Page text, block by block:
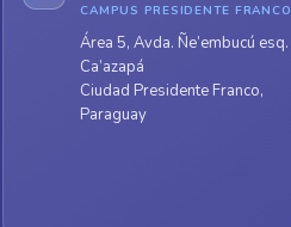
CAMPUS PRESIDENTE FRANCO
Área 5, Avda. Ñe’embucú esq.
Ca’azapá
Ciudad Presidente Franco,
Paraguay